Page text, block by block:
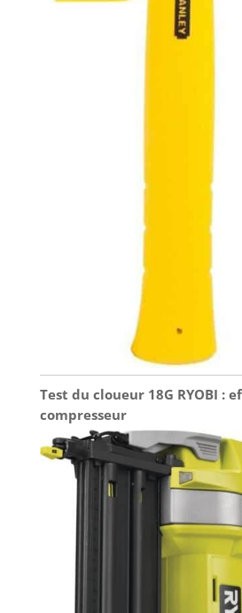
Test du cloueur 18G RYOBI :
compresseur